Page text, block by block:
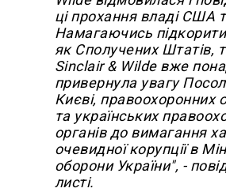
ці прохання владі США
Намагаючись
як Сполучених Штатів,
Sinclair & Wilde вже
привернула увагу
Києві, правоохоронних
та українських
органів до вимагання
очевидної корупції в
оборони України", -
листі.